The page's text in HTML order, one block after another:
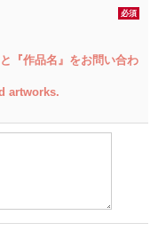
必須
『作品名』をお問い合わ
artworks.